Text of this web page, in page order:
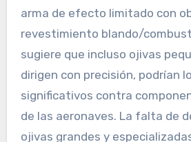
arma de efecto limitado con
revestimiento blando/
sugiere que incluso ojivas
dirigen con precisión, podrían
significativos contra
de las aeronaves. La falta de
ojivas grandes y